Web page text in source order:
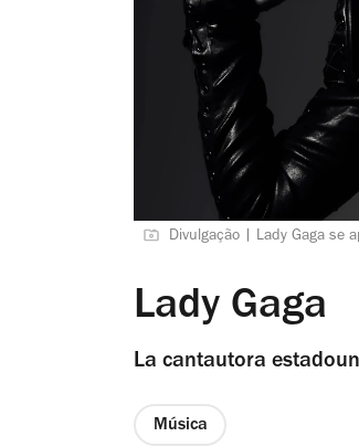
Divulgação | Lady Gaga se
Lady Gaga
La cantautora
Música